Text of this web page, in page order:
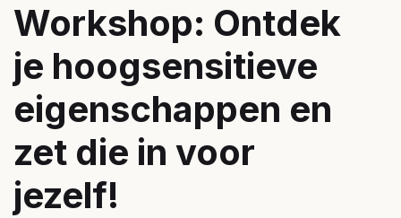
Workshop: Ontdek
je hoogsensitieve
eigenschappen en
zet die in voor
jezelf!